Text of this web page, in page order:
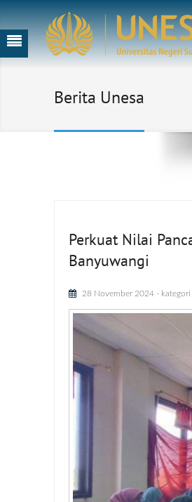
Berita Unesa
Perkuat Nilai
Banyuwangi
28 November 2024 - kategori